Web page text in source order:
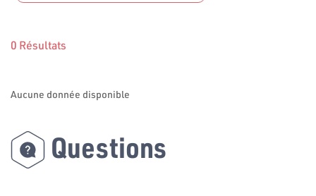
0 Résultats
Aucune donnée disponible
Questions